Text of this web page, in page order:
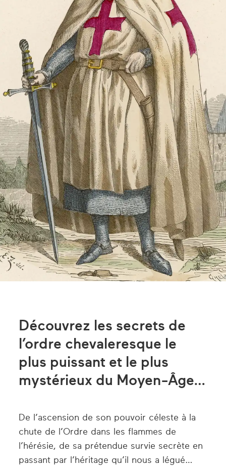
Découvrez les secrets de
l’ordre chevaleresque le
plus puissant et le plus
mystérieux du Moyen-Âge…
De l’ascension de son pouvoir céleste à la
chute de l’Ordre dans les flammes de
l’hérésie, de sa prétendue survie secrète en
passant par l’héritage qu’il nous a légué…